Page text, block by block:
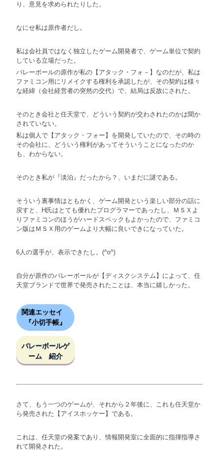
り、意見を求められたりした。
なにせ私は原作者だし。
私は会社員ではなく独立したゲーム開発者で、ゲーム単位で契約
している立場だった。
バレーボールの原作が私の【アタック・フォ－】なのだが、私は
ファミコン用にリメイクする権利を承認したが、その契約は様々
な経緯（会社経営者の突然の交代）で、結局は反故にされた。
そのとき会社と任天堂で、どういう契約が交わされたのかは聞か
されていない。
私は個人で【アタック・フォー】を開発していたので、その時の
その会社に、どういう権利があってそういうことになったのか
も、わからない。
そのとき私が『淡泊』だったから？、いまだに謎である。
そういう裏事情はともかく、ゲーム開発という楽しい部分の話に
戻すと、H氏はとても優れたプログラマーであったし、ＭＳＸよ
りファミコンのほうがハードスペックもよかったので、ファミコ
ン版はＭＳＸ用のゲームより大幅に良いできになっていた。
6人の選手が、表示できたし。(^o^)
自分が原作のバレーボールが【ディスクシステム】によって、任
天堂ブランドで世界で発売されたことは、本当に嬉しかった。
関連エッセイ
『小切手帳』
バレーボールゲ
ーム 紹介
さて、もう一つのゲームが、それから２年後に、これも任天堂か
ら発売された【アイスホッケー】である。
これは、任天堂の発案であり、情報開発室に全面的に指揮指導さ
れて開発された。